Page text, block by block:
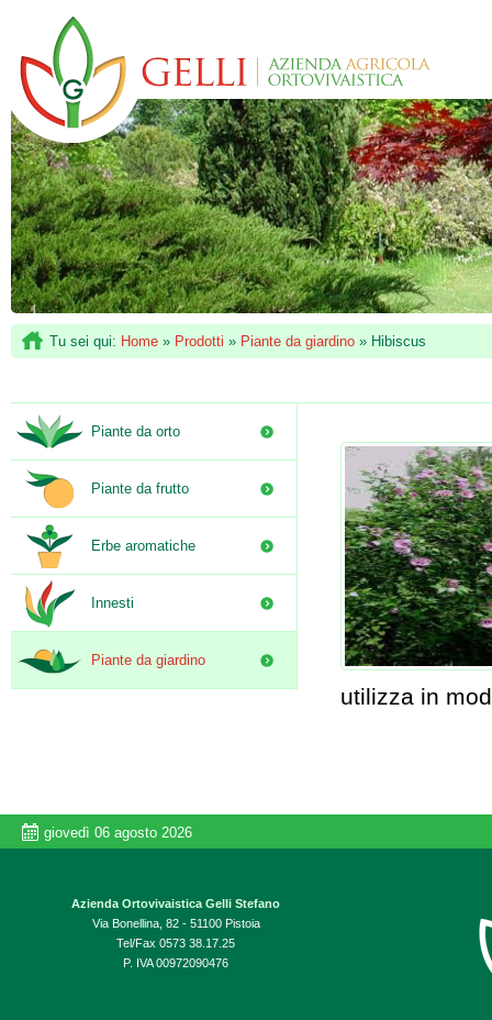
Tu sei qui: Home » Prodotti » Piante da giardino » Hibiscus
utilizza in
Piante da orto
Piante da frutto
Erbe aromatiche
Innesti
Piante da giardino
giovedì 06 agosto 2026
Azienda Ortovivaistica Gelli Stefano
Via Bonellina, 82 - 51100 Pistoia
Tel/Fax 0573 38.17.25
P. IVA 00972090476